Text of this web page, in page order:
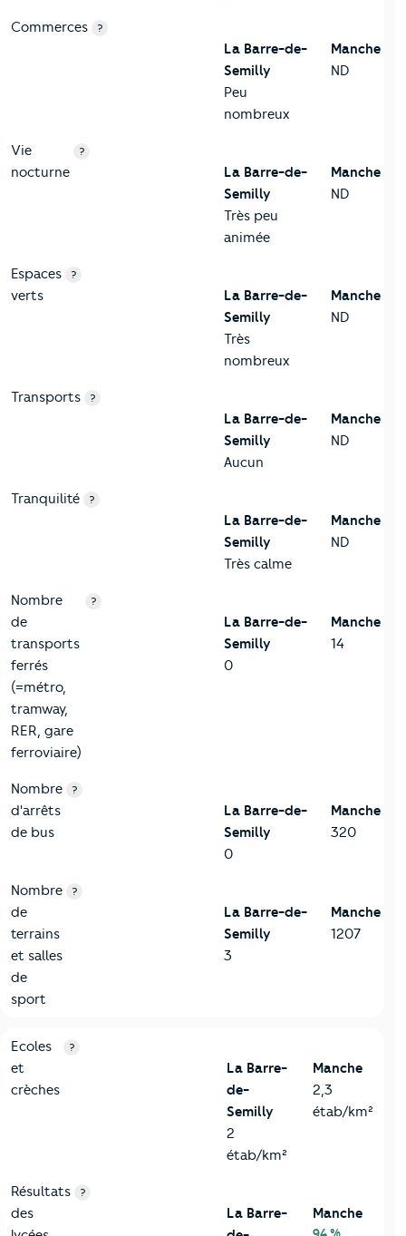
Commerces ?
La Barre-de-
Semilly
Peu
nombreux
Manche
ND
Vie
nocturne
?
La Barre-de-
Semilly
Très peu
animée
Manche
ND
Espaces
verts
?
La Barre-de-
Semilly
Très
nombreux
Manche
ND
Transports ?
La Barre-de-
Semilly
Aucun
Manche
ND
Tranquilité ?
La Barre-de-
Semilly
Très calme
Manche
ND
Nombre
de
transports
ferrés
(=métro,
tramway,
RER, gare
ferroviaire)
?
La Barre-de-
Semilly
0
Manche
14
Nombre
d'arrêts
de bus
?
La Barre-de-
Semilly
0
Manche
320
Nombre
de
terrains
et salles
de
sport
?
La Barre-de-
Semilly
3
Manche
1207
4-Education
Critères
Ecoles
et
crèches
?
La Barre-
de-
Semilly
2
étab/km²
Manche
2,3
étab/km²
Résultats
des
?
La Barre-
Manche
94 %